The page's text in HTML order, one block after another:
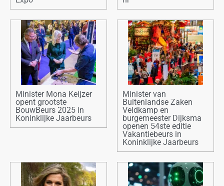
Minister Mona Keijzer
opent grootste
BouwBeurs 2025 in
Koninklijke Jaarbeurs
Minister van
Buitenlandse Zaken
Veldkamp en
burgemeester Dijksma
openen 54ste editie
Vakantiebeurs in
Koninklijke Jaarbeurs